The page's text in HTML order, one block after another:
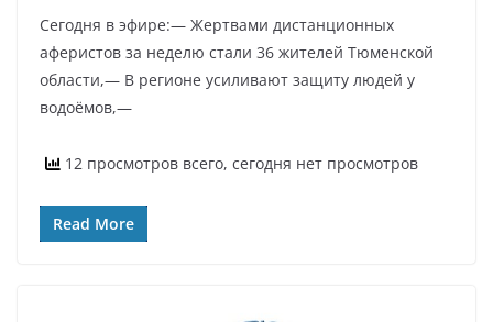
Сегодня в эфире:— Жертвами дистанционных
аферистов за неделю стали 36 жителей Тюменской
области,— В регионе усиливают защиту людей у
водоёмов,—
12 просмотров всего, сегодня нет просмотров
Read More